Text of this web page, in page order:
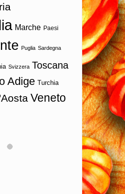
Marche Paesi
Puglia Sardegna
Svizzera Toscana
Adige Turchia
Veneto